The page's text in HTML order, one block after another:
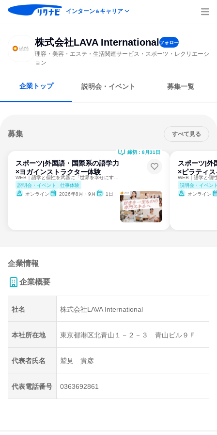
インターン＆キャリア
株式会社LAVA International フォロー
理容・美容・エステ・生活関連サービス・スポーツ・レクリエーシ
ョン
企業トップ 説明会・イベント 募集一覧
募集 すべて見る
スポーツ|外国語・国際系の語学力
×ヨガインストラクター体験
説明会・イベント
仕事体験
オンライン
2026年8月・9月 1日
締切：8月31日
スポーツ|外
×ピラティ
説明会・イベン
オンライン
企業情報
企業概要
社名 株式会社LAVA International
本社所在地 東京都港区北青山１－２－３ 青山ビル９Ｆ
代表者氏名 鷲見 貴彦
代表電話番号 0363692861